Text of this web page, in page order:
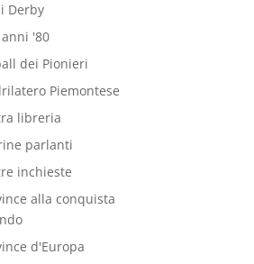
Derby
'80
dei Pionieri
Piemontese
libreria
parlanti
inchieste
alla conquista
d'Europa